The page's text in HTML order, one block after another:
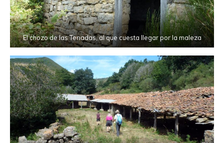
El chozo de las Tenadas, al que cuesta llegar por la maleza